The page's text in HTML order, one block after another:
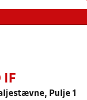
IF
Pulje 1